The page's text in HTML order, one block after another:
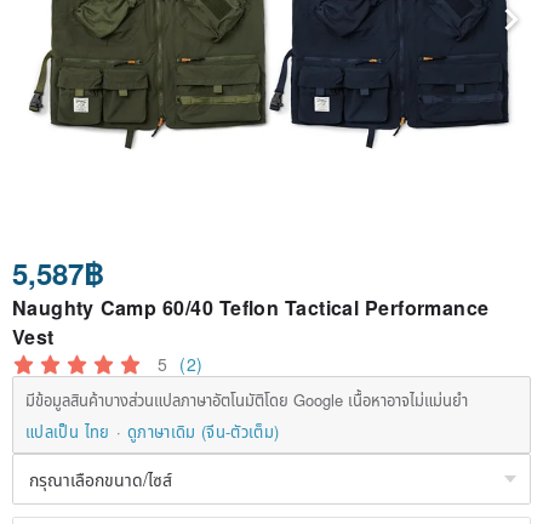
5,587฿
Naughty Camp 60/40 Teflon Tactical Performance
Vest
5 (2)
มีข้อมูลสินค้าบางส่วนแปลภาษาอัตโนมัติโดย Google เนื้อหาอาจไม่แม่นยำ
แปลเป็น ไทย
ดูภาษาเดิม (จีน-ตัวเต็ม)